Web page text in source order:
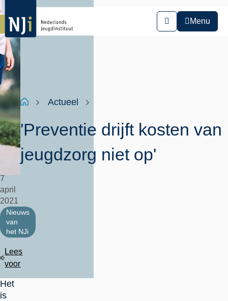
Overslaan
en
naar
de
inhoud
gaan
Zoeken
Menu
Kruimelpad
HomeActueel
'Preventie drijft kosten van
jeugdzorg niet op'
7
april
2021
Nieuws
van
het NJi
Lees
voor
Het
is